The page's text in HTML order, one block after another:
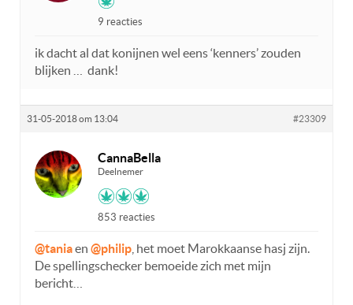
9 reacties
ik dacht al dat konijnen wel eens ‘kenners’ zouden
blijken … dank!
31-05-2018 om 13:04 #23309
CannaBella
Deelnemer
853 reacties
@taniaen @philip , het moet Marokkaanse hasj zijn.
De spellingschecker bemoeide zich met mijn
bericht…